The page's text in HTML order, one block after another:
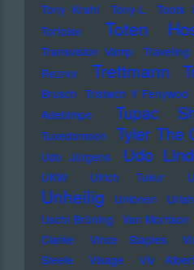
Tony Krahl
Tony-L Toots
Tortoise
Toten
Transvision Vamp
Reznor
Trettmann
Brusch Tristwch Y Fenywod
Adebimpe
Tupac
Tuxedomoon Tyler The
Udo Jürgens
Udo
UKW Ulrich Tukur
Unheilig Unionen
Uschi Brüning Van Morrison
Clarke
Vince Staples
Steele
Visage Viv